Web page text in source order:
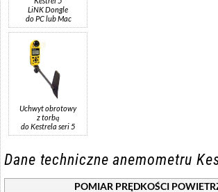
LiNK Dongle
do PC lub Mac
Uchwyt obrotowy
z torbą
do Kestrela seri 5
Dane techniczne anemometru
POMIAR PRĘDKOŚCI